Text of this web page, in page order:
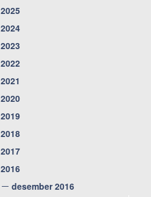
2025
2024
2023
2022
2021
2020
2019
2018
2017
2016
desember 2016